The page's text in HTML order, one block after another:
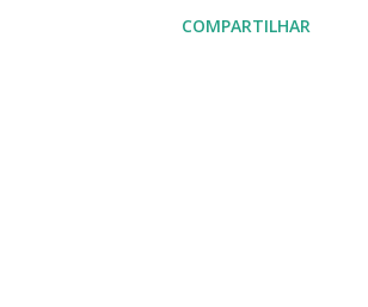
COMPARTILHAR